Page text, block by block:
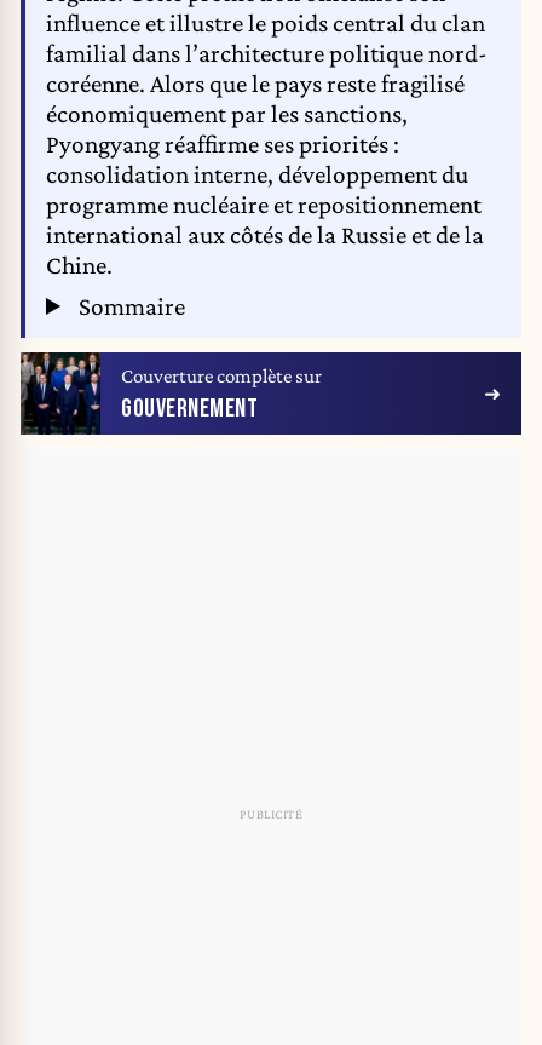
influence et illustre le poids central du clan
familial dans l’architecture politique nord-
coréenne. Alors que le pays reste fragilisé
économiquement par les sanctions,
Pyongyang réaffirme ses priorités :
consolidation interne, développement du
programme nucléaire et repositionnement
international aux côtés de la Russie et de la
Chine.
Sommaire
Couverture complète sur
GOUVERNEMENT